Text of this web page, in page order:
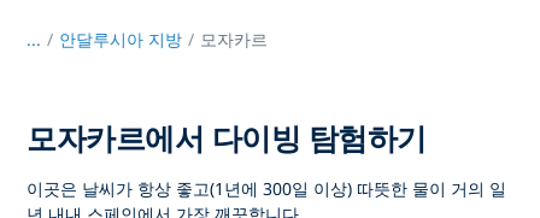
... / 안달루시아 지방 모자카르
모자카르에서 다이빙 탐험하기
이곳은 날씨가 항상 좋고(1년에 300일 이상) 따뜻한 물이 거의 일